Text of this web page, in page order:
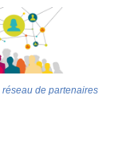
réseau de partenaires